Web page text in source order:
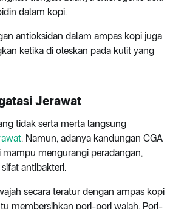
dalam kopi.
antioksidan dalam ampas kopi juga
ketika di oleskan pada kulit yang
Jerawat
tidak serta merta langsung
. Namun, adanya kandungan CGA
mengurangi peradangan,
antibakteri.
secara teratur dengan ampas kopi
membersihkan pori-pori wajah. Pori-